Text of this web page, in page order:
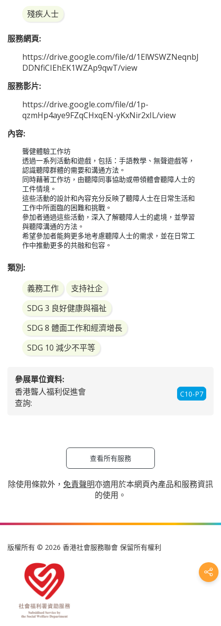
殘疾人士
服務網頁:
https://drive.google.com/file/d/1ElWSWZNeqnbJ
DDNfiCIEhEK1WZAp9qwT/view
服務影片:
https://drive.google.com/file/d/1p-
qzmHp4aye9FZqCHxqEN-yKxNir2xIL/view
內容:
聾健體驗工作坊
透過一系列活動和遊戲，包括：手語教學、無聲遊戲等，
認識聽障群體的需要和溝通方法。
同時藉著工作坊，由聽障同事協助或帶領體會聽障人士的
工件情境。
這些活動的設計和內容充分反映了聽障人士在日常生活和
工作中所面臨的困難和挑戰。
參加者通過這些活動，深入了解聽障人士的處境，並學習
與聽障溝通的方法。
希望參加者能夠更多地考慮聽障人士的需求，並在日常工
作中推動更多的共融和包容。
類別:
義務工作
支持社企
SDG 3 良好健康與福祉
SDG 8 體面工作和經濟增長
SDG 10 減少不平等
參展單位資料:
C10-P7
香港聾人福利促進會
查詢:
查看所有服務
除使用條款外， 免責聲明亦適用於本網頁內產品和服務資訊
的使用。
版權所有 © 2026 香港社會服務聯會 保留所有權利